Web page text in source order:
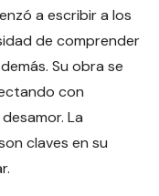
a escribir a los
de comprender
Su obra se
con
La
claves en su